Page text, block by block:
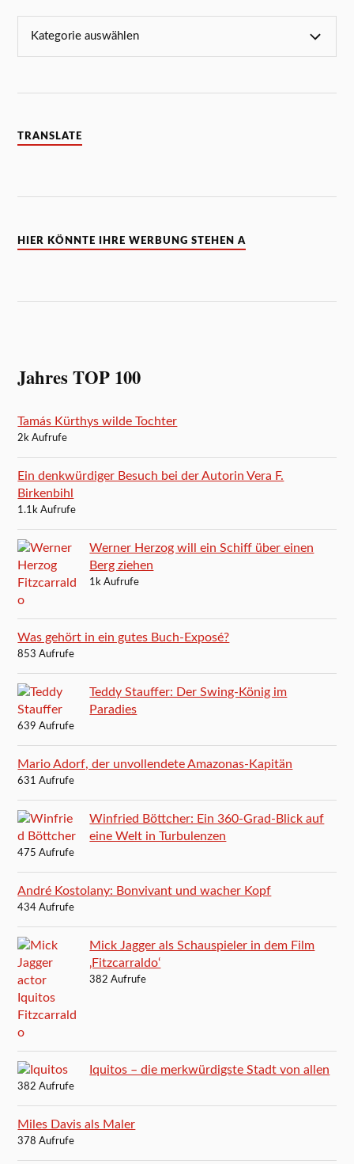
TRANSLATE
HIER KÖNNTE IHRE WERBUNG STEHEN A
Jahres TOP 100
Tamás Kürthys wilde Tochter
2k Aufrufe
Ein denkwürdiger Besuch bei der Autorin Vera F.
Birkenbihl
1.1k Aufrufe
Werner Herzog will ein Schiff über einen
Berg ziehen
1k Aufrufe
Was gehört in ein gutes Buch-Exposé?
853 Aufrufe
Teddy Stauffer: Der Swing-König im
Paradies
639 Aufrufe
Mario Adorf, der unvollendete Amazonas-Kapitän
631 Aufrufe
Winfried Böttcher: Ein 360-Grad-Blick auf
eine Welt in Turbulenzen
475 Aufrufe
André Kostolany: Bonvivant und wacher Kopf
434 Aufrufe
Mick Jagger als Schauspieler in dem Film
‚Fitzcarraldo‘
382 Aufrufe
Iquitos – die merkwürdigste Stadt von allen
382 Aufrufe
Miles Davis als Maler
378 Aufrufe